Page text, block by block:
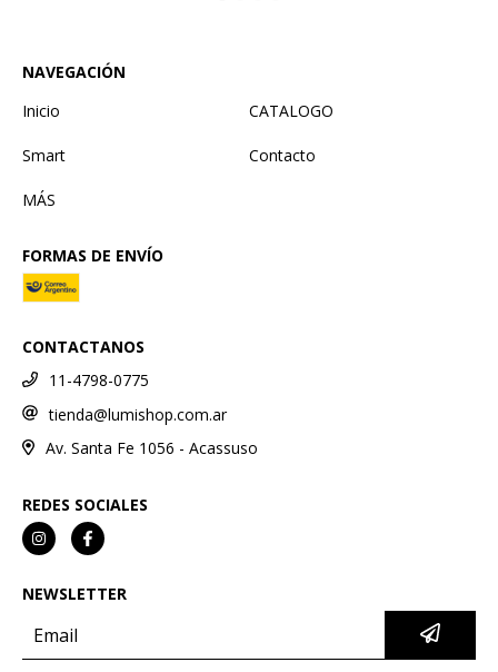
NAVEGACIÓN
Inicio
CATALOGO
Smart Contacto
MÁS
FORMAS DE ENVÍO
CONTACTANOS
11-4798-0775
tienda@lumishop.com.ar
Av. Santa Fe 1056 - Acassuso
REDES SOCIALES
NEWSLETTER